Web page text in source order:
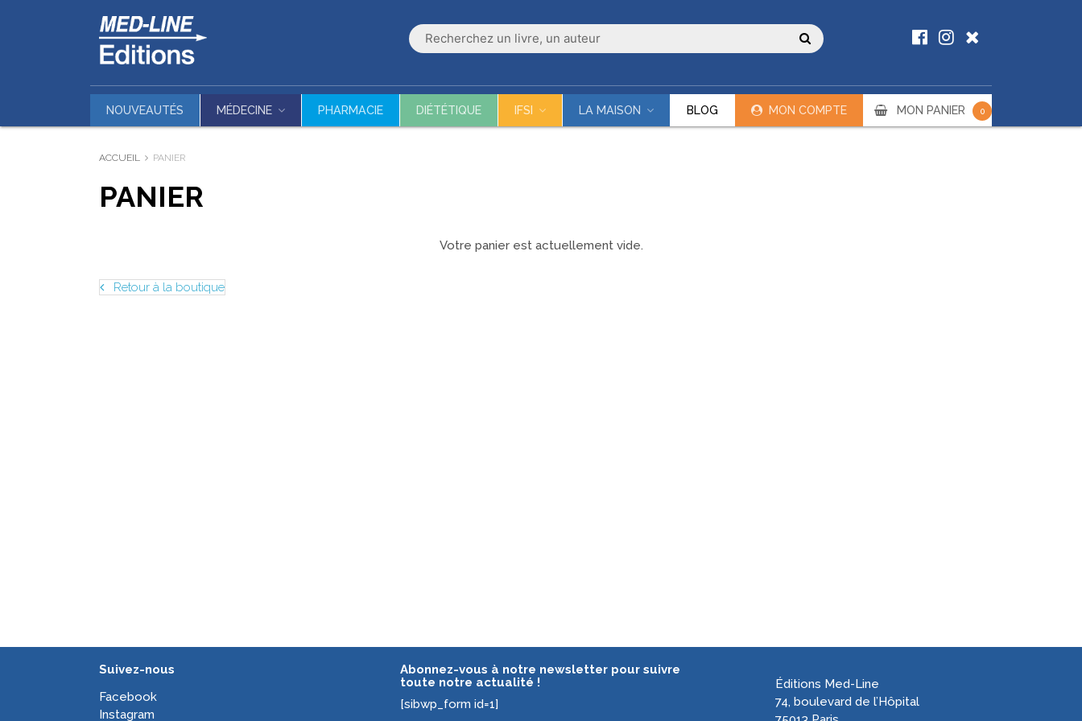
NOUVEAUTÉS MÉDECINE PHARMACIE DIÉTÉTIQUE IFSI LA MAISON BLOG MON COMPTE MON PANIER 0
ACCUEIL PANIER
PANIER
Votre panier est actuellement vide.
Retour à la boutique
Suivez-nous
Facebook
Instagram
Abonnez-vous à notre newsletter pour suivre
toute notre actualité !
[sibwp_form id=1]
Éditions Med-Line
74, boulevard de l’Hôpital